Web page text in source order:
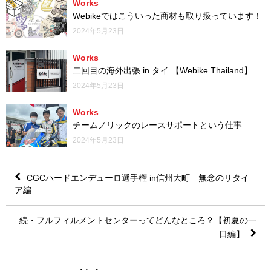
Works
Webikeではこういった商材も取り扱っています！
2024年5月23日
Works
二回目の海外出張 in タイ 【Webike Thailand】
2024年5月23日
Works
チームノリックのレースサポートという仕事
2024年5月23日
CGCハードエンデューロ選手権 in信州大町 無念のリタイ
ア編
続・フルフィルメントセンターってどんなところ？【初夏の一
日編】